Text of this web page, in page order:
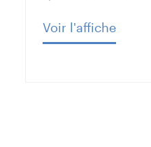
Voir l'affiche